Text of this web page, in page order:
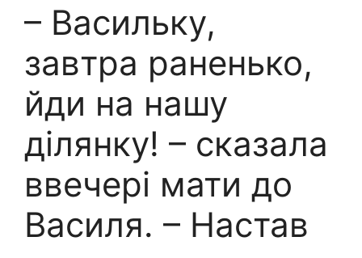
– Васильку,
завтра раненько,
йди на нашу
ділянку! – сказала
ввечері мати до
Василя. – Настав